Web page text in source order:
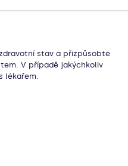
stav a přizpůsobte
V případě jakýchkoliv
lékařem.